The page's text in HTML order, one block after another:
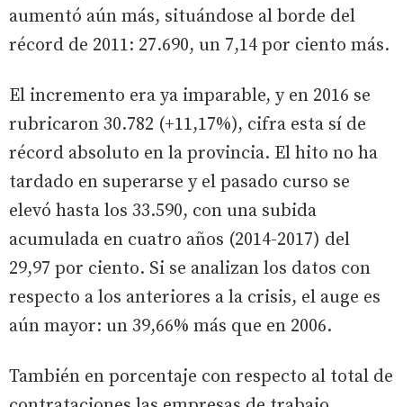
aumentó aún más, situándose al borde del
récord de 2011: 27.690, un 7,14 por ciento más.
El incremento era ya imparable, y en 2016 se
rubricaron 30.782 (+11,17%), cifra esta sí de
récord absoluto en la provincia. El hito no ha
tardado en superarse y el pasado curso se
elevó hasta los 33.590, con una subida
acumulada en cuatro años (2014-2017) del
29,97 por ciento. Si se analizan los datos con
respecto a los anteriores a la crisis, el auge es
aún mayor: un 39,66% más que en 2006.
También en porcentaje con respecto al total de